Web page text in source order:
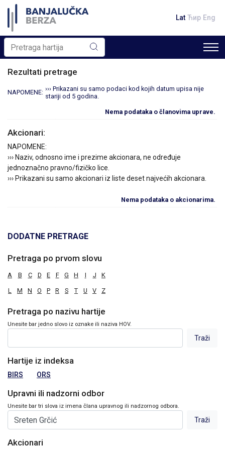
Lat Ћир Eng
Rezultati pretrage
NAPOMENE: ››› Prikazani su samo podaci kod kojih datum upisa nije
stariji od 5 godina.
Nema podataka o članovima uprave.
Akcionari:
NAPOMENE:
››› Naziv, odnosno ime i prezime akcionara, ne određuje
jednoznačno pravno/fizičko lice.
››› Prikazani su samo akcionari iz liste deset najvećih akcionara.
Nema podataka o akcionarima.
DODATNE PRETRAGE
Pretraga po prvom slovu
A B C D E F G H I J K
L M N O P R S T U V Z
Pretraga po nazivu hartije
Unesite bar jedno slovo iz oznake ili naziva HOV.
Hartije iz indeksa
BIRS ORS
Upravni ili nadzorni odbor
Unesite bar tri slova iz imena člana upravnog ili nadzornog odbora.
Akcionari